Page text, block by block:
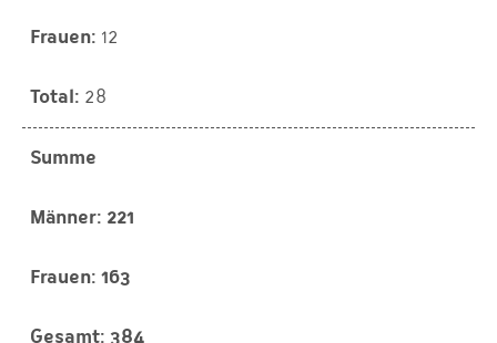
12
28
Summe
221
163
384